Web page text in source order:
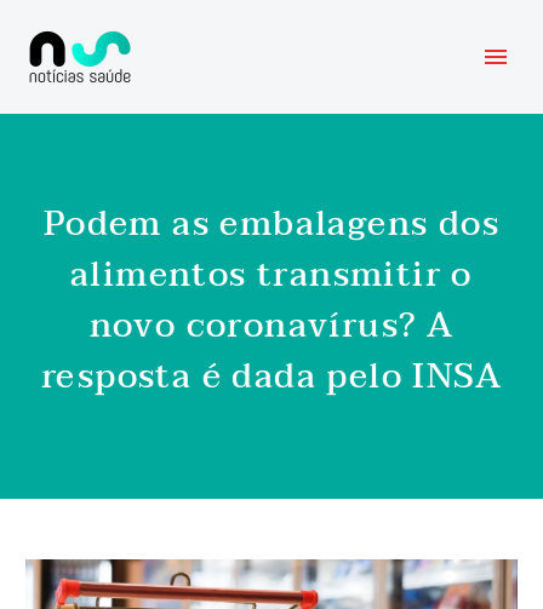
Podem as embalagens dos
alimentos transmitir o
novo coronavírus? A
resposta é dada pelo INSA